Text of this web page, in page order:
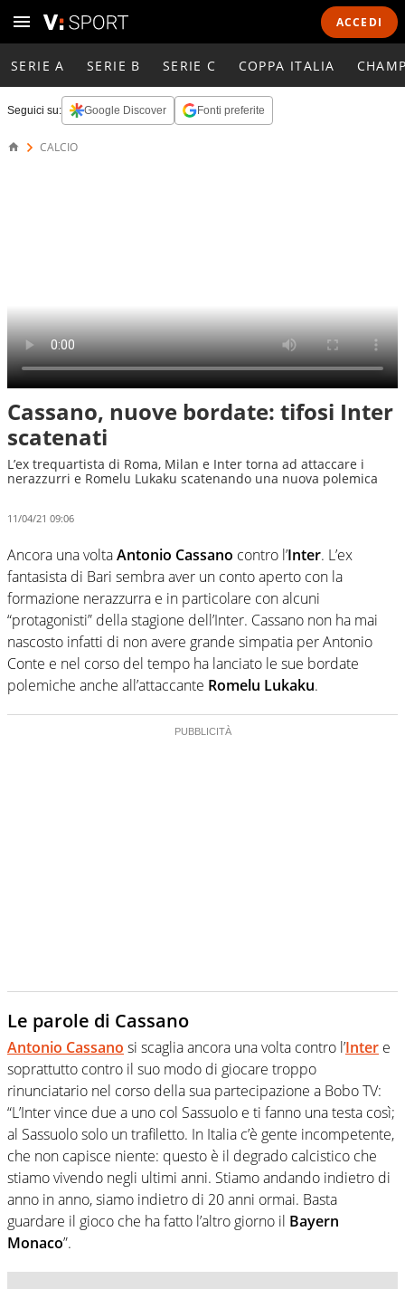
ACCEDI
SERIE A SERIE B SERIE C COPPA ITALIA
Seguici su: Google Discover Fonti preferite
CALCIO
Cassano, nuove bordate: tifosi Inter
scatenati
L’ex trequartista di Roma, Milan e Inter torna ad attaccare i
nerazzurri e Romelu Lukaku scatenando una nuova polemica
11/04/21 09:06
Ancora una voltaAntonio Cassano contro l’Inter. L’ex
fantasista di Bari sembra aver un conto aperto con la
formazione nerazzurra e in particolare con alcuni
“protagonisti” della stagione dell’Inter. Cassano non ha mai
nascosto infatti di non avere grande simpatia per Antonio
Conte e nel corso del tempo ha lanciato le sue bordate
polemiche anche all’attaccante Romelu Lukaku.
Le parole di Cassano
Antonio Cassano si scaglia ancora una volta contro l’Inter e
soprattutto contro il suo modo di giocare troppo
rinunciatario nel corso della sua partecipazione a Bobo TV:
“L’Inter vince due a uno col Sassuolo e ti fanno una testa così;
al Sassuolo solo un trafiletto. In Italia c’è gente incompetente,
che non capisce niente: questo è il degrado calcistico che
stiamo vivendo negli ultimi anni. Stiamo andando indietro di
anno in anno, siamo indietro di 20 anni ormai. Basta
guardare il gioco che ha fatto l’altro giorno il Bayern
Monaco”.